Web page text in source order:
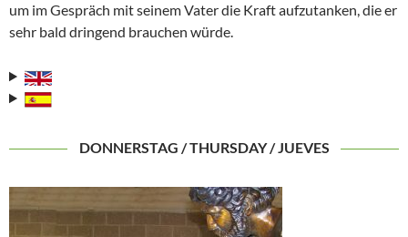
um im Gespräch mit seinem Vater die Kraft aufzutanken, die er
sehr bald dringend brauchen würde.
DONNERSTAG / THURSDAY / JUEVES